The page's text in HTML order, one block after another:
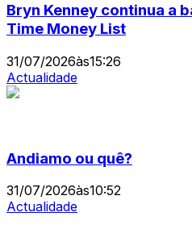
Bryn Kenney continua a
Time Money List
31/07/2026às15:26
Actualidade
Andiamo ou quê?
31/07/2026às10:52
Actualidade